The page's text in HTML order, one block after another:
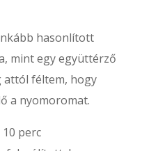
hasonlított
mint egy együttérző
attól féltem, hogy
a nyomoromat.
perc